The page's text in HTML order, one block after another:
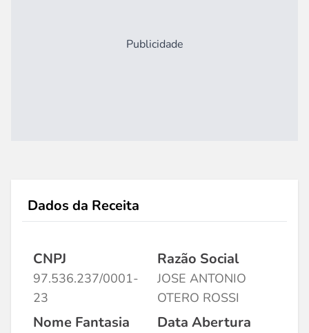
Publicidade
Dados da Receita
CNPJ
97.536.237/0001-
23
Razão Social
JOSE ANTONIO
OTERO ROSSI
Nome Fantasia Data Abertura